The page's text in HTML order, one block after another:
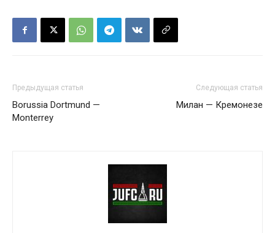
Предыдущая статья
Borussia Dortmund —
Monterrey
Следующая статья
Милан — Кремонезе